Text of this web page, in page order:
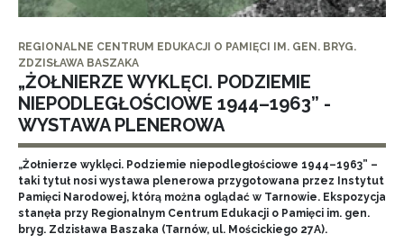
REGIONALNE CENTRUM EDUKACJI O PAMIĘCI IM. GEN. BRYG.
ZDZISŁAWA BASZAKA
„ŻOŁNIERZE WYKLĘCI. PODZIEMIE
NIEPODLEGŁOŚCIOWE 1944–1963” -
WYSTAWA PLENEROWA
„Żołnierze wyklęci. Podziemie niepodległościowe 1944–1963” –
taki tytuł nosi wystawa plenerowa przygotowana przez Instytut
Pamięci Narodowej, którą można oglądać w Tarnowie. Ekspozycja
stanęła przy Regionalnym Centrum Edukacji o Pamięci im. gen.
bryg. Zdzisława Baszaka (Tarnów, ul. Mościckiego 27A).